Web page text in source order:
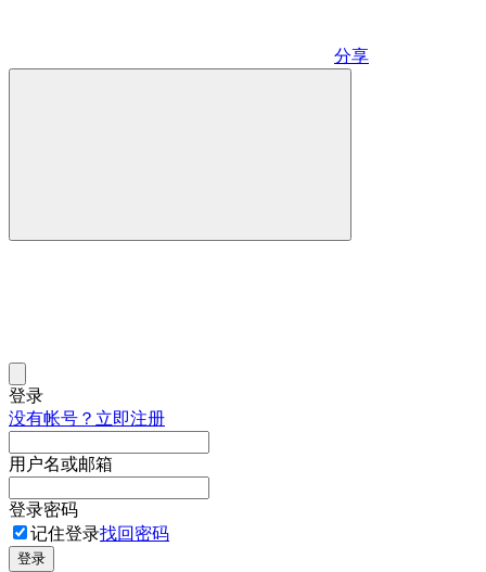
分享
登录
没有帐号？立即注册
用户名或邮箱
登录密码
记住登录找回密码
登录